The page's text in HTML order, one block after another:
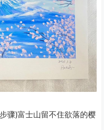
骤)富士山留不住欲落的樱